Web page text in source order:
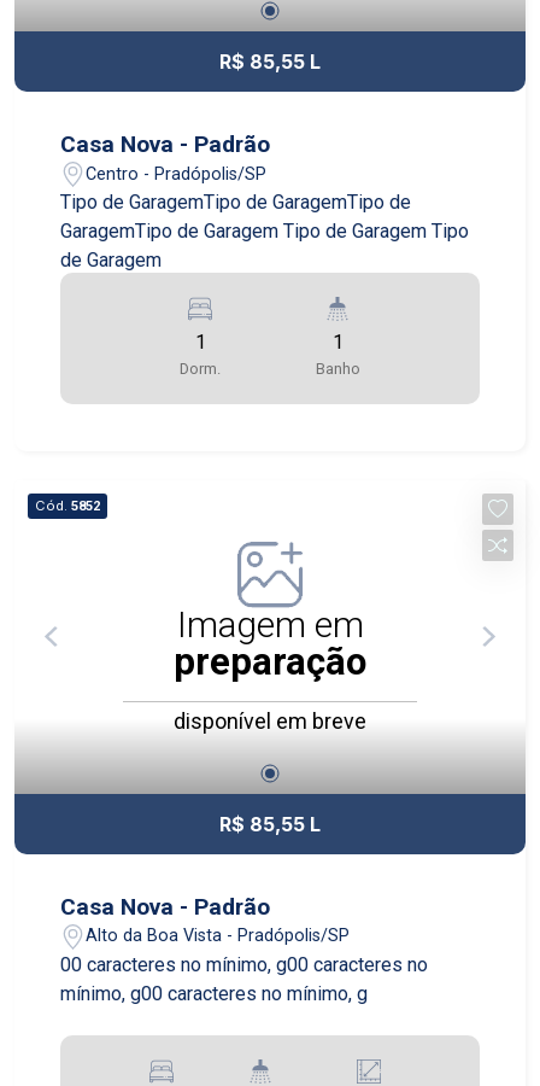
R$ 85,55 L
Casa Nova - Padrão
Centro - Pradópolis/SP
Tipo de GaragemTipo de GaragemTipo de
GaragemTipo de Garagem Tipo de Garagem Tipo
de Garagem
1
Dorm.
1
Banho
Cód. 5852
Imagem em
preparação
disponível em breve
R$ 85,55 L
Casa Nova - Padrão
Alto da Boa Vista - Pradópolis/SP
00 caracteres no mínimo, g00 caracteres no
mínimo, g00 caracteres no mínimo, g